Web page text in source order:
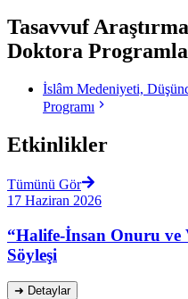
Tasavvuf
Doktora
İslâm Medeniyeti,
Programı
Etkinlikler
Tümünü Gör
17 Haziran 2026
“Halife-İnsan Onuru ve
Söyleşi
➜ Detaylar